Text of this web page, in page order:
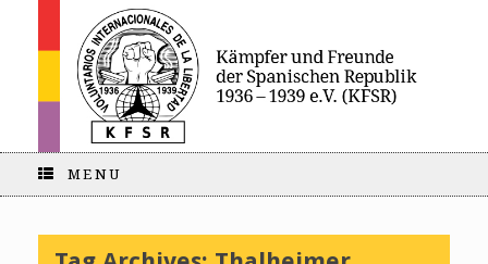
MENU